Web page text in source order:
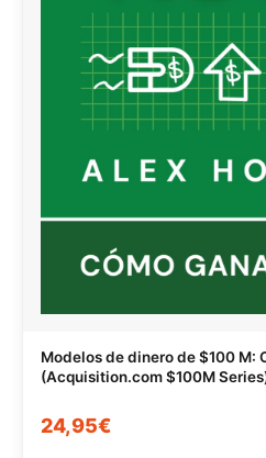
Modelos de dinero de $100 M:
(Acquisition.com $100M
24,95€